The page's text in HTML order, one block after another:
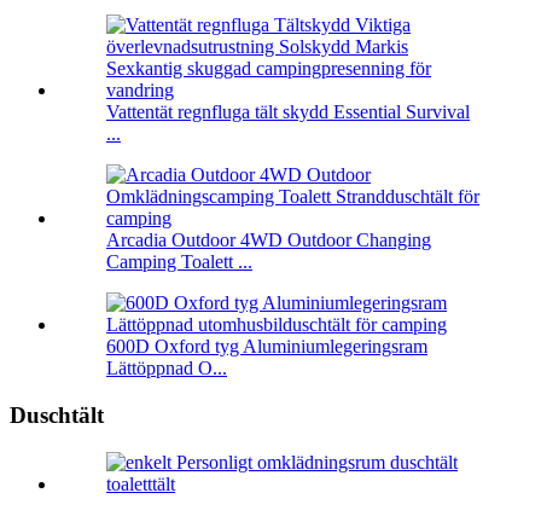
Vattentät regnfluga tält skydd Essential Survival
...
Arcadia Outdoor 4WD Outdoor Changing
Camping Toalett ...
600D Oxford tyg Aluminiumlegeringsram
Lättöppnad O...
Duschtält